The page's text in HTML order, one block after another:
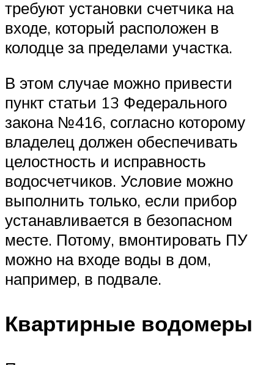
требуют установки счетчика на
входе, который расположен в
колодце за пределами участка.
В этом случае можно привести
пункт статьи 13 Федерального
закона №416, согласно которому
владелец должен обеспечивать
целостность и исправность
водосчетчиков. Условие можно
выполнить только, если прибор
устанавливается в безопасном
месте. Потому, вмонтировать ПУ
можно на входе воды в дом,
например, в подвале.
Квартирные водомеры